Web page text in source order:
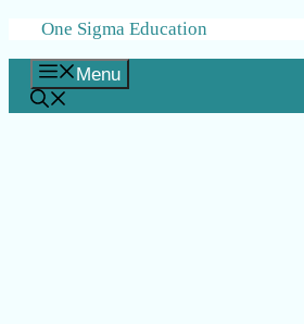
Skip
content
One Sigma Education
Menu